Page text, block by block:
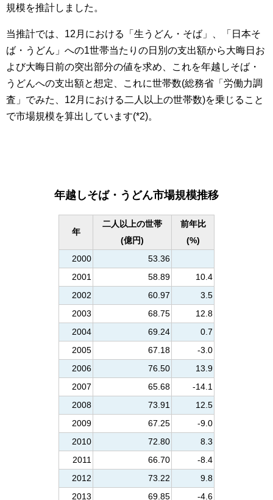
規模を推計しました。
当推計では、12月における「生うどん・そば」、「日本そ
ば・うどん」への1世帯当たりの日別の支出額から大晦日お
よび大晦日前の突出部分の値を求め、これを年越しそば・
うどんへの支出額と想定、これに世帯数(総務省「労働力調
査」でみた、12月における二人以上の世帯数)を乗じること
で市場規模を算出しています(*2)。
年越しそば・うどん市場規模推移
年
二人以上の世帯
(億円)
前年比
(%)
2000
53.36
2001
58.89
10.4
2002
60.97
3.5
2003
68.75
12.8
2004
69.24
0.7
2005
67.18
-3.0
2006
76.50
13.9
2007
65.68
-14.1
2008
73.91
12.5
2009
67.25
-9.0
2010
72.80
8.3
2011
66.70
-8.4
2012
73.22
9.8
2013
69.85
-4.6